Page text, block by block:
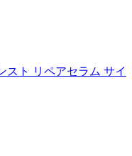
スト リペアセラム サイ